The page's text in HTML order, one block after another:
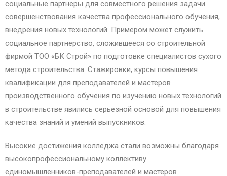
социальные партнеры для совместного решения задачи
совершенствования качества профессионального обучения,
внедрения новых технологий. Примером может служить
социальное партнерство, сложившееся со строительной
фирмой ТОО «БК Строй» по подготовке специалистов сухого
метода строительства. Стажировки, курсы повышения
квалификации для преподавателей и мастеров
производственного обучения по изучению новых технологий
в строительстве явились серьезной основой для повышения
качества знаний и умений выпускников.
Высокие достижения колледжа стали возможны благодаря
высокопрофессиональному коллективу
единомышленников-преподавателей и мастеров